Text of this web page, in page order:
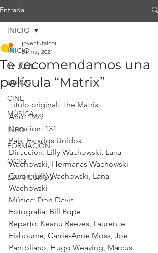
Entrada
INICIO
TV JOVE
LIBROS
CINE
MÚSICA
INFO
FORMACIÓN
OCIO
ESPAI CURIÓS
INICIO
Te recomendamos una
película “Matrix”
joventutalcoi
31 may 2021
Título original: The Matrix
Año: 1999
Duración: 131
País: Estados Unidos
Dirección: Lilly Wachowski, Lana
Wachowski, Hermanas Wachowski
Guión: Lilly Wachowski, Lana
Wachowski
Música: Don Davis
Fotografía: Bill Pope
Reparto: Keanu Reeves, Laurence
Fishburne, Carrie-Anne Moss, Joe
Pantoliano, Hugo Weaving, Marcus